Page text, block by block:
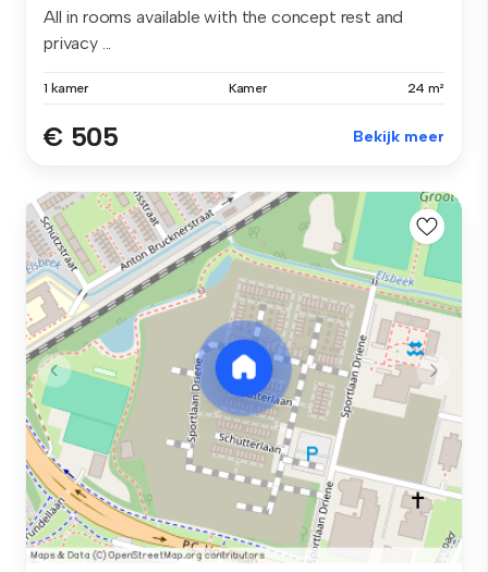
All in rooms available with the concept rest and
privacy ...
1 kamer Kamer 24 m²
€ 505 Bekijk meer